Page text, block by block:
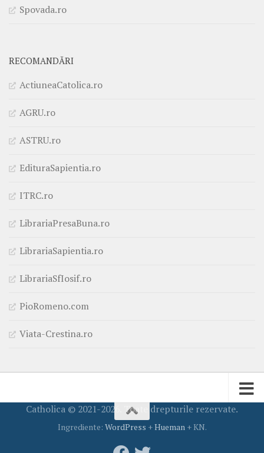
Spovada.ro
RECOMANDĂRI
ActiuneaCatolica.ro
AGRU.ro
ASTRU.ro
EdituraSapientia.ro
ITRC.ro
LibrariaPresaBuna.ro
LibrariaSapientia.ro
LibrariaSfIosif.ro
PioRomeno.com
Viata-Crestina.ro
Catholica © 2021-2026. Toate drepturile rezervate.
Ingrediente: WordPress +Hueman+ KN.